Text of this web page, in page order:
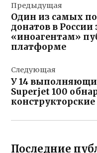
по
записям
Предыдущая
Один из самых
донатов в России
«иноагентам»
платформе
Следующая
У 14
Superjet 100
Последние